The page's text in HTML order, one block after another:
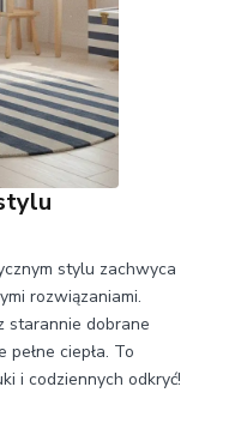
stylu zachwyca
rozwiązaniami.
starannie dobrane
ciepła. To
i codziennych odkryć!